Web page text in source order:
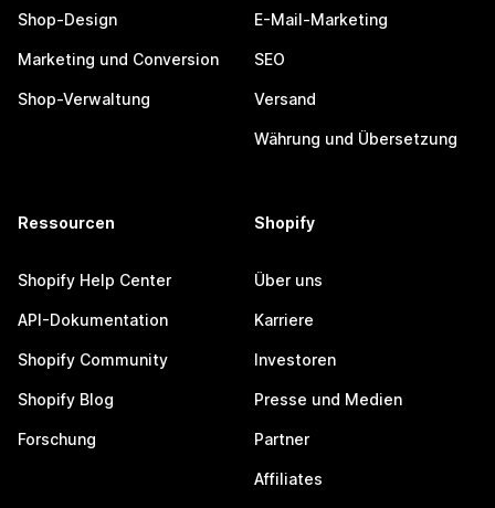
Shop-Design
Marketing und Conversion
Shop-Verwaltung
E-Mail-Marketing
SEO
Versand
Währung und Übersetzung
Ressourcen
Shopify Help Center
API-Dokumentation
Shopify Community
Shopify Blog
Forschung
Shopify
Über uns
Karriere
Investoren
Presse und Medien
Partner
Affiliates